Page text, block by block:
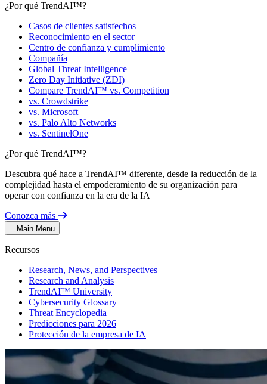
¿Por qué TrendAI™?
Casos de clientes satisfechos
Reconocimiento en el sector
Centro de confianza y cumplimiento
Compañía
Global Threat Intelligence
Zero Day Initiative (ZDI)
Compare TrendAI™ vs. Competition
vs. Crowdstrike
vs. Microsoft
vs. Palo Alto Networks
vs. SentinelOne
¿Por qué TrendAI™?
Descubra qué hace a TrendAI™ diferente, desde la reducción de la
complejidad hasta el empoderamiento de su organización para
operar con confianza en la era de la IA
Conozca más
Main Menu
Recursos
Research, News, and Perspectives
Research and Analysis
TrendAI™ University
Cybersecurity Glossary
Threat Encyclopedia
Predicciones para 2026
Protección de la empresa de IA